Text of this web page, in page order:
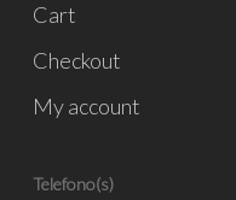
Cart
Checkout
My account
Telefono(s)